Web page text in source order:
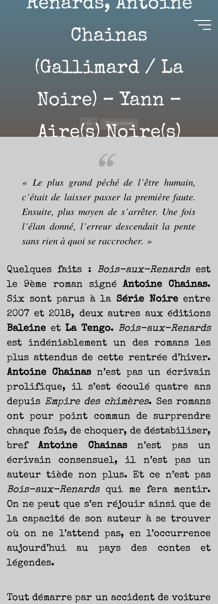
Aire(s)
Libre(s)
PERMANENCE
NOUVEAUTÉS.
S’AUTORISER
CHEMINS
CÔTÉ,
PARLER
MAIS
NE
S’INTERDIRE
D’AUTRES
BREF,
SE
JETER
L’EAU
OU
REMETTRE
EN
VOIR
CE
ADVIENT.
AIRE(S)
ÇA
COMMENCE
Renards, Antoine
Chainas
(Gallimard / La
Noire) – Yann –
Aire(s) Noire(s)
30 JANVIER 2023
Yann
AccueilChroniques
« Le plus grand péché de l’être humain,
c’était de laisser passer la première faute.
Ensuite, plus moyen de s’arrêter. Une fois
l’élan donné, l’erreur descendait la pente
sans rien à quoi se raccrocher. »
Quelques faits : Bois-aux-Renardsest
le 9ème roman signéAntoine Chainas.
Six sont parus à la Série Noire entre
2007 et 2018, deux autres aux éditions
Baleine et La Tengo. Bois-aux-Renards
est indéniablement un des romans les
plus attendus de cette rentrée d’hiver.
Antoine Chainasn’est pas un écrivain
prolifique, il s’est écoulé quatre ans
depuis Empire des chimères. Ses romans
ont pour point commun de surprendre
chaque fois, de choquer, de déstabiliser,
brefAntoine Chainasn’est pas un
écrivain consensuel, il n’est pas un
auteur tiède non plus. Et ce n’est pas
Bois-aux-Renardsqui me fera mentir.
On ne peut que s’en réjouir ainsi que de
la capacité de son auteur à se trouver
où on ne l’attend pas, en l’occurrence
aujourd’hui au pays des contes et
légendes.
Tout démarre par un accident de voiture